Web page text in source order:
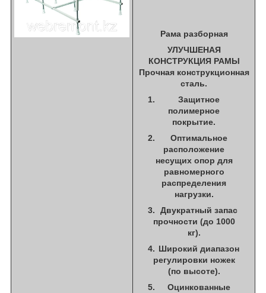
Рама разборная
УЛУЧШЕНАЯ
КОНСТРУКЦИЯ РАМЫ
Прочная конструкционная
сталь.
Защитное
полимерное
покрытие.
Оптимальное
расположение
несущих опор для
равномерного
распределения
нагрузки.
Двукратный запас
прочности (до 1000
кг).
Широкий диапазон
регулировки ножек
(по высоте).
Оцинкованные